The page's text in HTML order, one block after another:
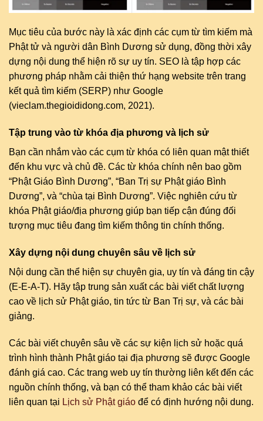
Mục tiêu của bước này là xác định các cụm từ tìm kiếm mà
Phật tử và người dân Bình Dương sử dụng, đồng thời xây
dựng nội dung thể hiện rõ sự uy tín. SEO là tập hợp các
phương pháp nhằm cải thiện thứ hạng website trên trang
kết quả tìm kiếm (SERP) như Google
(vieclam.thegioididong.com, 2021).
Tập trung vào từ khóa địa phương và lịch sử
Bạn cần nhắm vào các cụm từ khóa có liên quan mật thiết
đến khu vực và chủ đề. Các từ khóa chính nên bao gồm
“Phật Giáo Bình Dương”, “Ban Trị sự Phật giáo Bình
Dương”, và “chùa tại Bình Dương”. Việc nghiên cứu từ
khóa Phật giáo/địa phương giúp bạn tiếp cận đúng đối
tượng mục tiêu đang tìm kiếm thông tin chính thống.
Xây dựng nội dung chuyên sâu về lịch sử
Nội dung cần thể hiện sự chuyên gia, uy tín và đáng tin cậy
(E-E-A-T). Hãy tập trung sản xuất các bài viết chất lượng
cao về lịch sử Phật giáo, tin tức từ Ban Trị sự, và các bài
giảng.
Các bài viết chuyên sâu về các sự kiện lịch sử hoặc quá
trình hình thành Phật giáo tại địa phương sẽ được Google
đánh giá cao. Các trang web uy tín thường liên kết đến các
nguồn chính thống, và bạn có thể tham khảo các bài viết
liên quan tại Lịch sử Phật giáo để có định hướng nội dung.